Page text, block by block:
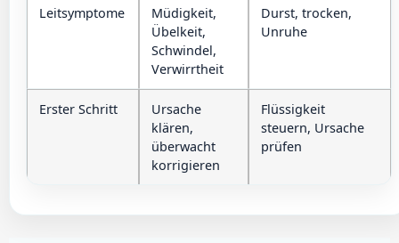
Leitsymptome
Müdigkeit,
Übelkeit,
Schwindel,
Verwirrtheit
Durst, trocken,
Unruhe
Erster Schritt
Ursache
klären,
überwacht
korrigieren
Flüssigkeit
steuern, Ursache
prüfen